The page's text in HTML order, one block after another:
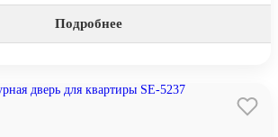
Подробнее